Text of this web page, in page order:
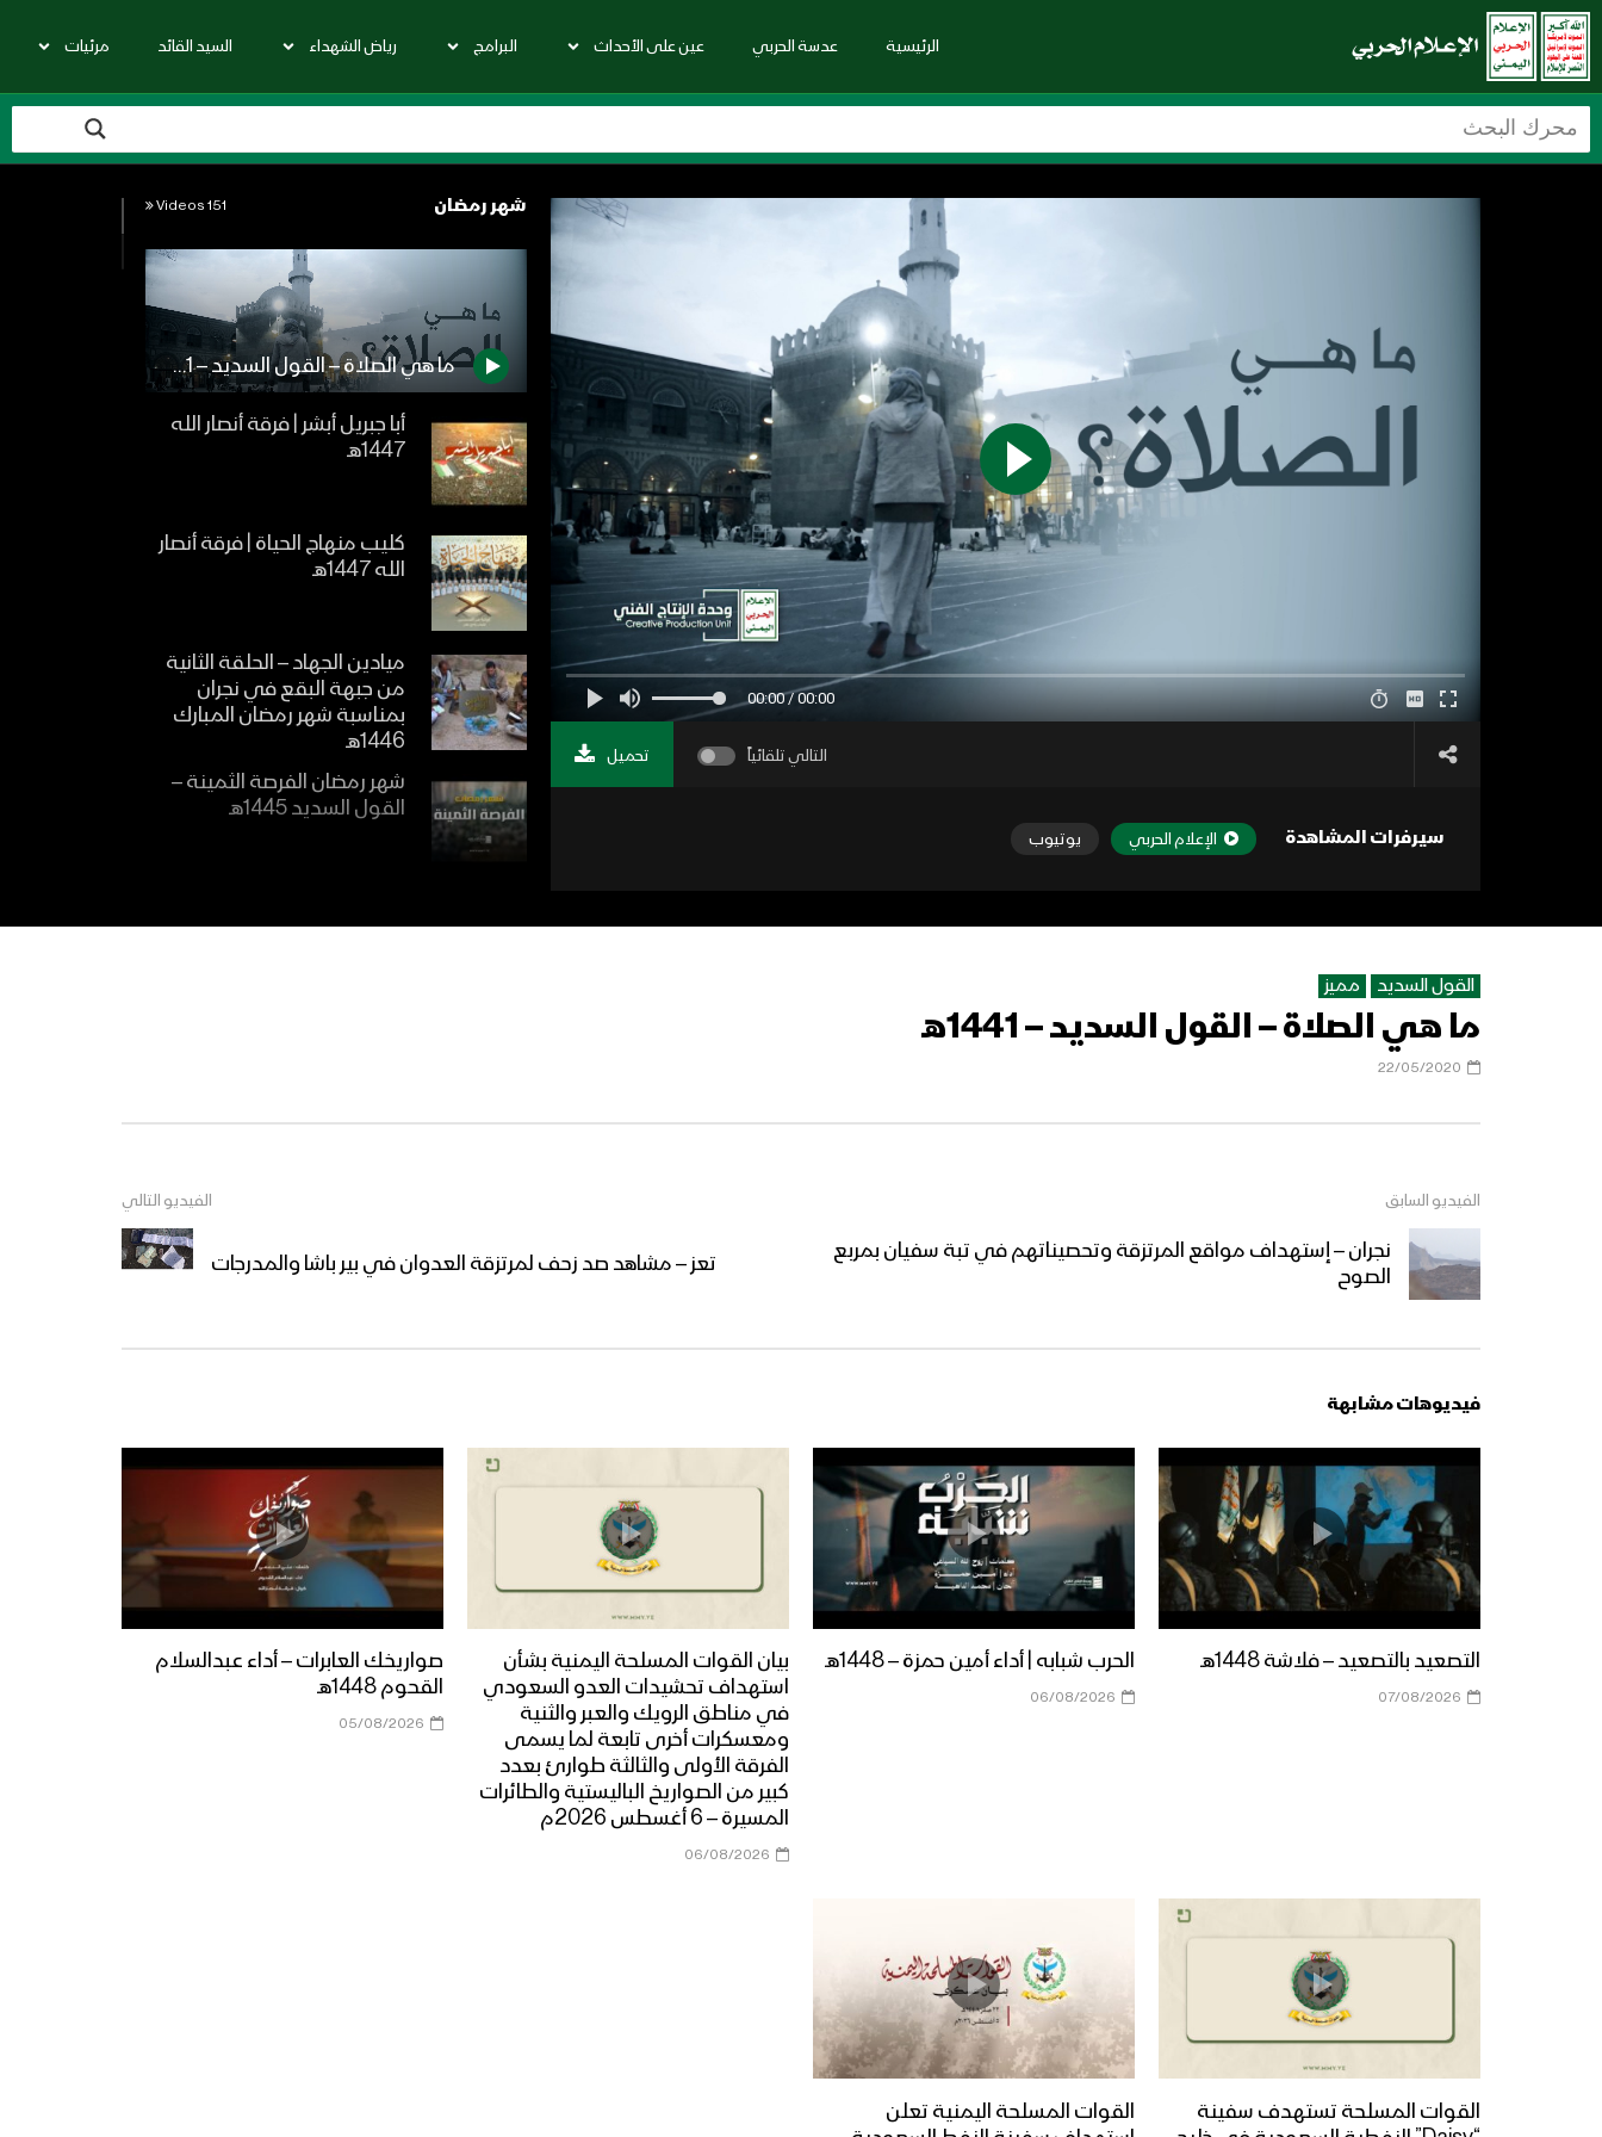
الرئيسية عدسة الحربي عين على الأحداث البرامج رياض الشهداء السيد القائد مرئيات
00:00 / 00:00
التالي تلقائياً تحميل
سيرفرات المشاهدة الإعلام الحربي يوتيوب
شهر رمضان 151 Videos
ما هي الصلاة – القول السديد – 1441هـ
أبا جبريل أبشر | فرقة أنصار الله
1447هـ
كليب منهاج الحياة | فرقة أنصار
الله 1447هـ
ميادين الجهاد – الحلقة الثانية
من جبهة البقع في نجران
بمناسبة شهر رمضان المبارك
1446هـ
شهر رمضان الفرصة الثمينة –
القول السديد 1445هـ
السديد 1445هـ
ميادين الجهاد – حلقة رمضانية
من جبهات تعز – 1444هـ
غاية الصيام – القول السديد
1444هـ
أنت المعني – القول السديد
القول السديد مميز
ما هي الصلاة – القول السديد – 1441هـ
22/05/2020
الفيديو السابق
نجران – إستهداف مواقع المرتزقة وتحصيناتهم في تبة سفيان بمربع
الصوح
الفيديو التالي
تعز – مشاهد صد زحف لمرتزقة العدوان في بير باشا والمدرجات
فيديوهات مشابهة
التصعيد بالتصعيد – فلاشة 1448هـ
07/08/2026
الحرب شبابه | أداء أمين حمزة – 1448هـ
06/08/2026
بيان القوات المسلحة اليمنية بشأن
استهداف تحشيدات العدو السعودي
في مناطق الرويك والعبر والثنية
ومعسكرات أخرى تابعة لما يسمى
الفرقة الأولى والثالثة طوارئ بعدد
كبير من الصواريخ الباليستية والطائرات
المسيرة – 6 أغسطس 2026م
06/08/2026
صواريخك العابرات – أداء عبدالسلام
القحوم 1448هـ
05/08/2026
القوات المسلحة تستهدف سفينة
القوات المسلحة اليمنية تعلن